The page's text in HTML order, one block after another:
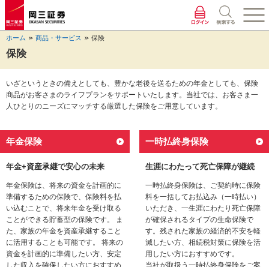
ジ
の
先
な
り
ま
ジ
内
を
す
る
た
の
リ
ン
ク
す。
ヘ
ッ
ダ
情
報
に
か
ら
ヘ
情
報
に
り
ま
す。
ジ
の
現
に
な
り
す。
ホーム 商品・サービス 保険
保険
か
ら
本
な
り
ま
いざというときの備えとしても、豊かな老後を送るための年金としても、保険
商品がお客さまのライフプランをサポートいたします。当社では、お客さま一
人ひとりのニーズにマッチする厳選した保険をご用意しています。
年金保険
年金+資産承継で安心の未来
年金保険は、将来の資金を計画的に
準備するための保険で、保険料を払
い込むことで、将来年金を受け取る
ことができる貯蓄型の保険です。 ま
た、家族の年金を資産承継すること
に活用することも可能です。 将来の
資金を計画的に準備したい方、安定
した収入を確保したい方におすすめ
一時払終身保険
生涯にわたって死亡保障が継続
一時払終身保険は、ご契約時に保険
料を一括してお払込み（一時払い）
いただき、一生涯にわたり死亡保障
が確保されるタイプの生命保険で
す。残された家族の経済的不安を軽
減したい方、相続税対策に保険を活
用したい方におすすめです。
当社が取扱う一時払終身保険をご案
か
ら
フ
情
報
に
り
ま
す。
ジ
の
終
に
な
り
す。
ペ
ー
ジ
部
へ
戻
ま
す。